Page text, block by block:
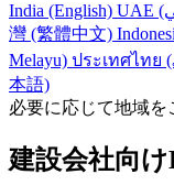
India (English)
灣 (繁體中文)
Melayu) ประเทศไทย
本語)
必要に応じて地域を
建設会社向